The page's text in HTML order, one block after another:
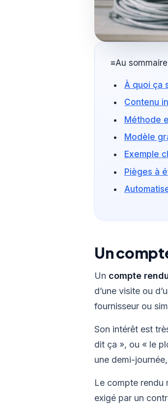
≡Au sommaire
À quoi ça
Contenu
Méthode
Modèle
Exemple
Pièges à
Un
Un compte
d’une visite ou
fournisseur ou
Son intérêt est
dit ça », ou « le
une demi-
Le compte rendu
exigé par un